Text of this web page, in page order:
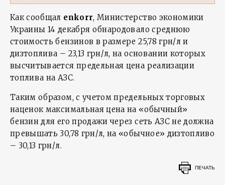
Как сообщал enkorr, Министерство экономики
Украины 14 декабря обнародовало среднюю
стоимость бензинов в размере 25,78 грн/л и
дизтоплива – 23,13 грн/л, на основании которых
высчитывается предельная цена реализации
топлива на АЗС.
Таким образом, с учетом предельных торговых
наценок максимальная цена на «обычный»
бензин для его продажи через сеть АЗС не должна
превышать 30,78 грн/л, на «обычное» дизтопливо
– 30,13 грн/л.
ПЕЧАТЬ